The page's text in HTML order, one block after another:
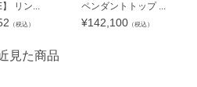
】 リン...
（税込）
ペンダントトップ ...
¥142,100 （税込）
見た商品